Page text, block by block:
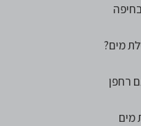
מים?
רחפן
מים